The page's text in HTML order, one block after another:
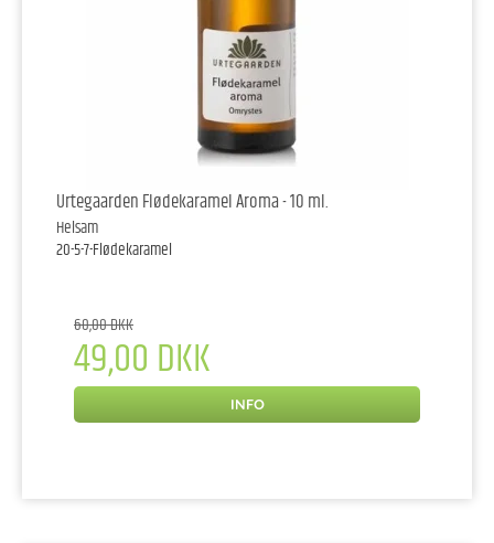
Urtegaarden Flødekaramel Aroma - 10 ml.
Helsam
20-5-7-Flødekaramel
60,00 DKK
49,00 DKK
INFO